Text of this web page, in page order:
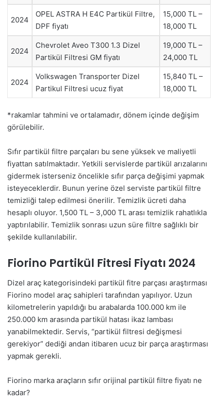
2024
OPEL ASTRA H E4C Partikül Filtre,
DPF fiyatı
15,000 TL –
18,000 TL
2024
Chevrolet Aveo T300 1.3 Dizel
Partikül Filtresi GM fiyatı
19,000 TL –
24,000 TL
2024
Volkswagen Transporter Dizel
Partikul Filtresi ucuz fiyat
15,840 TL –
18,000 TL
*rakamlar tahmini ve ortalamadır, dönem içinde değişim
görülebilir.
Sıfır partikül filtre parçaları bu sene yüksek ve maliyetli
fiyattan satılmaktadır. Yetkili servislerde partikül arızalarını
gidermek isterseniz öncelikle sıfır parça değişimi yapmak
isteyeceklerdir. Bunun yerine özel serviste partikül filtre
temizliği talep edilmesi önerilir. Temizlik ücreti daha
hesaplı oluyor. 1,500 TL – 3,000 TL arası temizlik rahatlıkla
yaptırılabilir. Temizlik sonrası uzun süre filtre sağlıklı bir
şekilde kullanılabilir.
Fiorino Partikül Fitresi Fiyatı 2024
Dizel araç kategorisindeki partikül fitre parçası araştırması
Fiorino model araç sahipleri tarafından yapılıyor. Uzun
kilometrelerin yapıldığı bu arabalarda 100.000 km ile
250.000 km arasında partikül hatası ikaz lambası
yanabilmektedir. Servis, “partikül filtresi değişmesi
gerekiyor” dediği andan itibaren ucuz bir parça araştırması
yapmak gerekli.
Fiorino marka araçların sıfır orijinal partikül filtre fiyatı ne
kadar?